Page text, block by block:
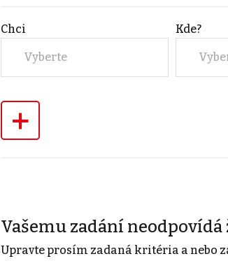
Chci
Vyberte
Kde?
+
Vašemu zadání neodpovídá
Upravte prosím zadaná kritéria a nebo